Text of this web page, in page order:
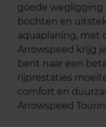
goede wegligging
bochten en
aquaplaning, met
Arrowspeed krijg
bent naar een
rijprestaties
comfort en
Arrowspeed